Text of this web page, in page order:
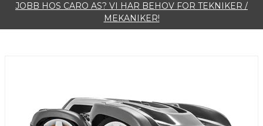
JOBB HOS CARO AS? VI HAR BEHOV FOR TEKNIKER /
MEKANIKER!